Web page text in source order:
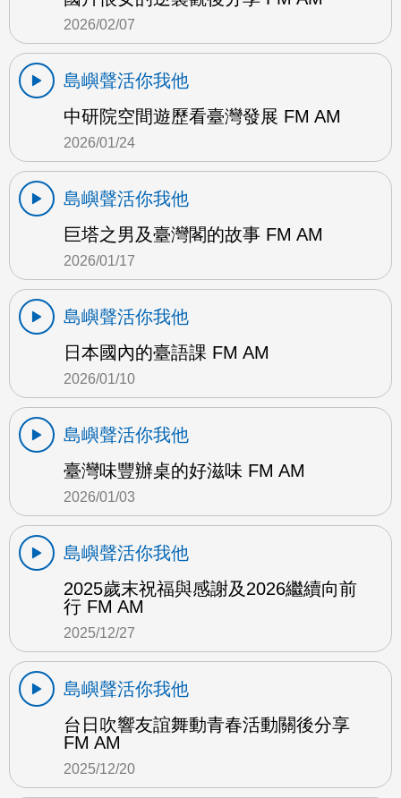
2026/02/07
島嶼聲活你我他
中研院空間遊歷看臺灣發展 FM AM
2026/01/24
島嶼聲活你我他
巨塔之男及臺灣閣的故事 FM AM
2026/01/17
島嶼聲活你我他
日本國內的臺語課 FM AM
2026/01/10
島嶼聲活你我他
臺灣味豐辦桌的好滋味 FM AM
2026/01/03
島嶼聲活你我他
2025歲末祝福與感謝及2026繼續向前
行 FM AM
2025/12/27
島嶼聲活你我他
台日吹響友誼舞動青春活動關後分享
FM AM
2025/12/20